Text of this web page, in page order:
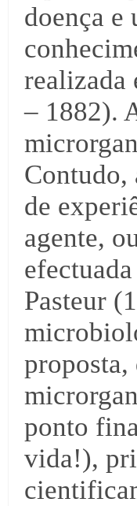
doença e
realizada
– 1882).
Contudo,
de
agente,
Pasteur
proposta,
ponto
vida!),